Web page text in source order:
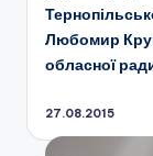
Любомир
обласної
27.08.2015